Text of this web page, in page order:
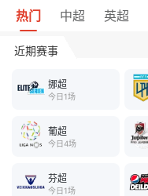
热门 中超 英超
近期赛事
挪超
今日1场
葡超
今日4场
芬超
今日1场